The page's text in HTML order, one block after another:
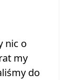
nic o
my
do